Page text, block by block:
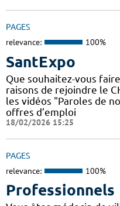
PAGES
relevance: 100%
SantExpo
Que souhaitez-vous
raisons de rejoindre le
les vidéos "Paroles de
offres d’emploi
18/02/2026 15:25
PAGES
relevance: 100%
Professionnels